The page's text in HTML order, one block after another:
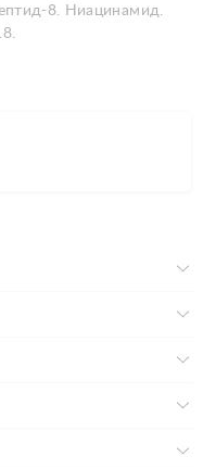
8. Ниацинамид.